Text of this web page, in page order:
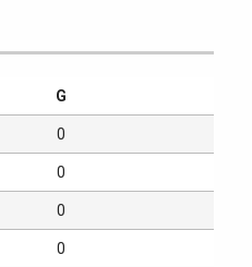
G
0
0
0
0